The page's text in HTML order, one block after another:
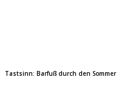
Tastsinn: Barfuß durch den Sommer